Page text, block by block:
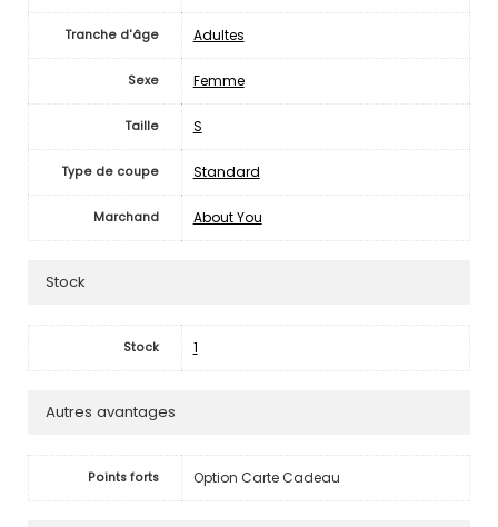
Tranche d'âge Adultes
Sexe Femme
Taille S
Type de coupe Standard
Marchand About You
Stock
Stock 1
Autres avantages
Points forts Option Carte Cadeau